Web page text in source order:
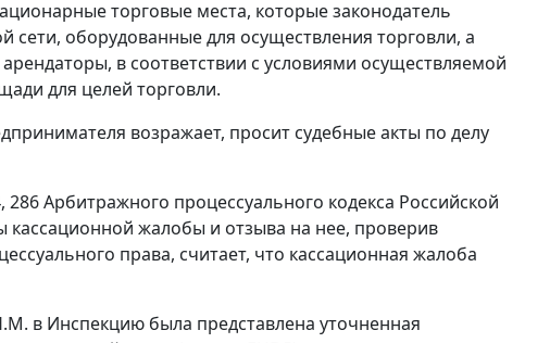
торговые места, которые законодатель
оборудованные для осуществления торговли, а
в соответствии с условиями осуществляемой
для целей торговли.
возражает, просит судебные акты по делу
, 286Арбитражного процессуального кодекса Российской
жалобы и отзыва на нее, проверив
права, считает, что кассационная жалоба
в Инспекцию была представлена уточненная